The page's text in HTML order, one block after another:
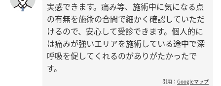
実感できます。痛み等、施術中に気になる点
の有無を施術の合間で細かく確認していただ
けるので、安心して受診できます。個人的に
は痛みが強いエリアを施術している途中で深
呼吸を促してくれるのがありがたかったで
す。
引用： Googleマップ